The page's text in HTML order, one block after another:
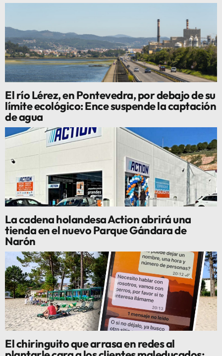
El río Lérez, en Pontevedra, por debajo de su
límite ecológico: Ence suspende la captación
de agua
La cadena holandesa Action abrirá una
tienda en el nuevo Parque Gándara de
Narón
El chiringuito que arrasa en redes al